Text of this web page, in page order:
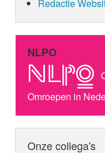
Redactie
NLPO
Omroepen in
Onze collega's